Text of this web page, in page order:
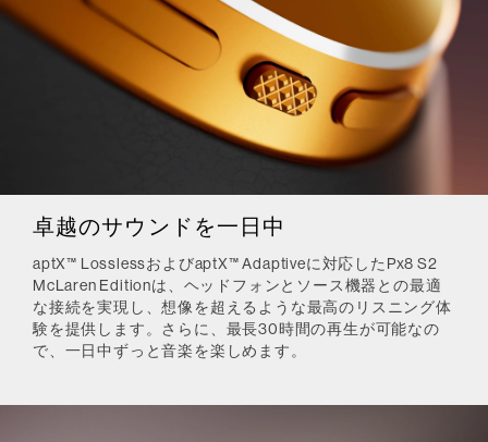
卓越のサウンドを一日中
aptX™ LosslessおよびaptX™ Adaptiveに対応したPx8 S2
McLaren Editionは、ヘッドフォンとソース機器との最適
な接続を実現し、想像を超えるような最高のリスニング体
験を提供します。さらに、最長30時間の再生が可能なの
で、一日中ずっと音楽を楽しめます。